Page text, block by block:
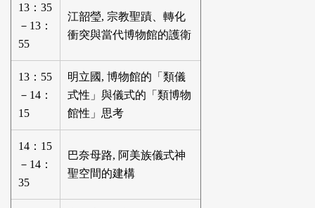
13：35
－13：
55
江韶瑩, 宗教聖蹟、轉化
衝突與當代博物館的護衛
13：55
－14：
15
明立國, 博物館的「類儀
式性」與儀式的「類博物
館性」思考
14：15
－14：
35
巴奈母路, 阿美族儀式神
聖空間的建構